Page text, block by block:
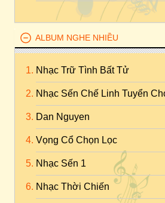
ALBUM NGHE NHIỀU
Nhạc Trữ Tình Bất Tử
Nhạc Sến Chế Linh Tuyển
Dan Nguyen
Vọng Cổ Chọn Lọc
Nhạc Sến 1
Nhạc Thời Chiến